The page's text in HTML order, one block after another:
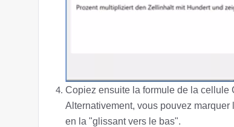
Copiez ensuite la formule de la cellule
Alternativement, vous pouvez
en la "glissant vers le bas".